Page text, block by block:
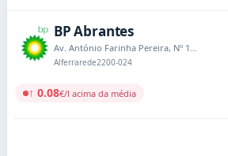
BP Abrantes
Av. António Farinha Pereira, Nº 1212
Alferrarede2200-024
↑ 0.08€/l acima da média